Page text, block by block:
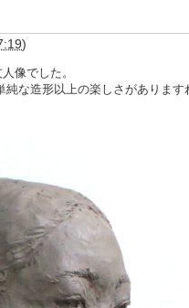
)
像でした。
な造形以上の楽しさがあります